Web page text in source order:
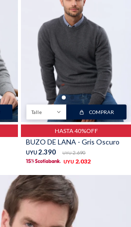
Talle COMPRAR
HASTA 40%OFF
BUZO DE LANA - Gris Oscuro
UYU 2.390 UYU 2.690
UYU 2.032
Uniformes empresariales
Canjear mis puntos